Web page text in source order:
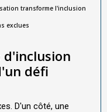
transforme l'inclusion
exclues
défi
D'un côté, une